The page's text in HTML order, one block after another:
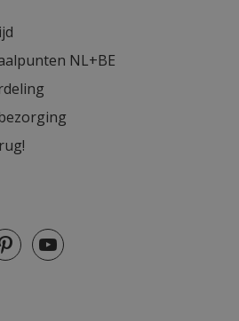
NL+BE